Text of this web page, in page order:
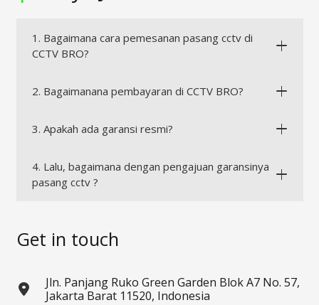
1. Bagaimana cara pemesanan pasang cctv di
CCTV BRO?
2. Bagaimanana pembayaran di CCTV BRO?
3. Apakah ada garansi resmi?
4. Lalu, bagaimana dengan pengajuan garansinya
pasang cctv ?
Get in touch
Jln. Panjang Ruko Green Garden Blok A7 No. 57,
Jakarta Barat 11520, Indonesia